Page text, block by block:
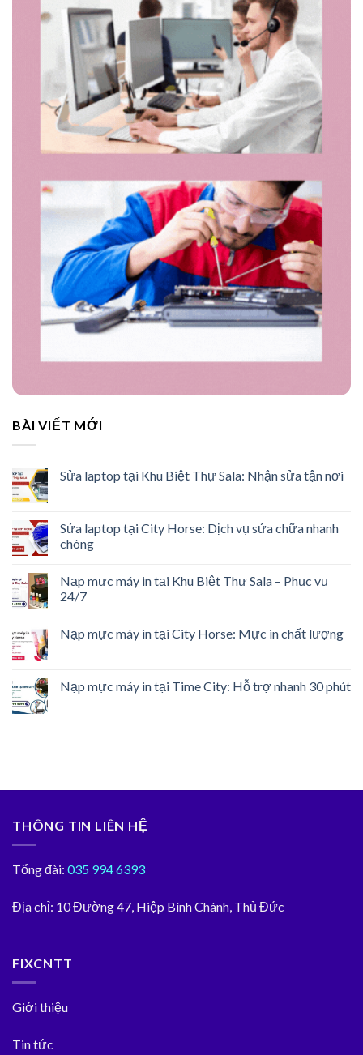
BÀI VIẾT MỚI
Sửa laptop tại Khu Biệt Thự Sala: Nhận sửa tận nơi
Sửa laptop tại City Horse: Dịch vụ sửa chữa nhanh
chóng
Nạp mực máy in tại Khu Biệt Thự Sala – Phục vụ
24/7
Nạp mực máy in tại City Horse: Mực in chất lượng
Nạp mực máy in tại Time City: Hỗ trợ nhanh 30 phút
THÔNG TIN LIÊN HỆ
Tổng đài: 035 994 6393
Địa chỉ: 10 Đường 47, Hiệp Bình Chánh, Thủ Đức
FIXCNTT
Giới thiệu
Tin tức